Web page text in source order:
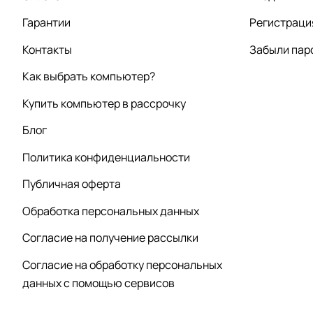
Гарантии
Контакты
Как выбрать компьютер?
Купить компьютер в рассрочку
Блог
Политика конфиденциальности
Публичная оферта
Обработка персональных данных
Согласие на получение рассылки
Согласие на обработку персональных
данных с помощью сервисов
Забыли